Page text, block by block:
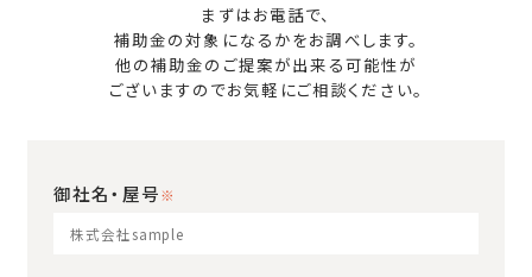
まずはお電話で、
補助金の対象になるかをお調べします。
他の補助金のご提案が出来る可能性が
ございますのでお気軽にご相談ください。
御社名・屋号